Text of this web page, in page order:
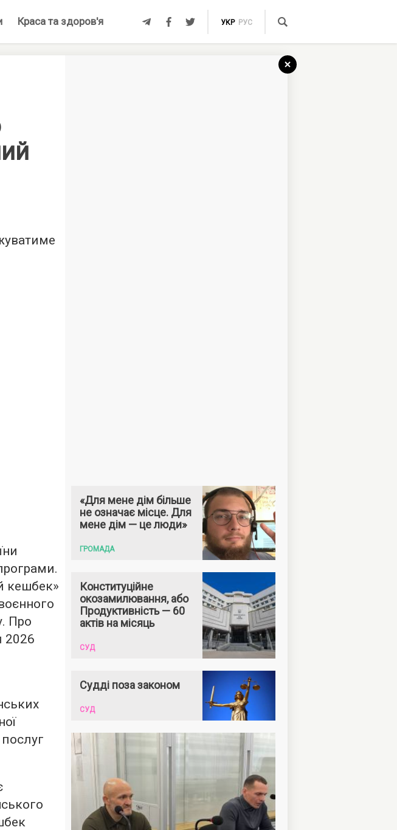
Краса та здоров'я УКР РУС
кешбек»
Про
2026
«Для мене дім більше
не означає місце. Для
мене дім — це люди»
ГРОМАДА
Конституційне
окозамилювання, або
Продуктивність — 60
актів на місяць
СУД
Судді поза законом
СУД